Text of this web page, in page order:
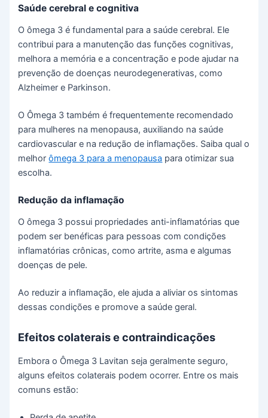
Saúde cerebral e cognitiva
O ômega 3 é fundamental para a saúde cerebral. Ele
contribui para a manutenção das funções cognitivas,
melhora a memória e a concentração e pode ajudar na
prevenção de doenças neurodegenerativas, como
Alzheimer e Parkinson.
O Ômega 3 também é frequentemente recomendado
para mulheres na menopausa, auxiliando na saúde
cardiovascular e na redução de inflamações. Saiba qual o
melhorômega 3 para a menopausa para otimizar sua
escolha.
Redução da inflamação
O ômega 3 possui propriedades anti-inflamatórias que
podem ser benéficas para pessoas com condições
inflamatórias crônicas, como artrite, asma e algumas
doenças de pele.
Ao reduzir a inflamação, ele ajuda a aliviar os sintomas
dessas condições e promove a saúde geral.
Efeitos colaterais e contraindicações
Embora o Ômega 3 Lavitan seja geralmente seguro,
alguns efeitos colaterais podem ocorrer. Entre os mais
comuns estão: